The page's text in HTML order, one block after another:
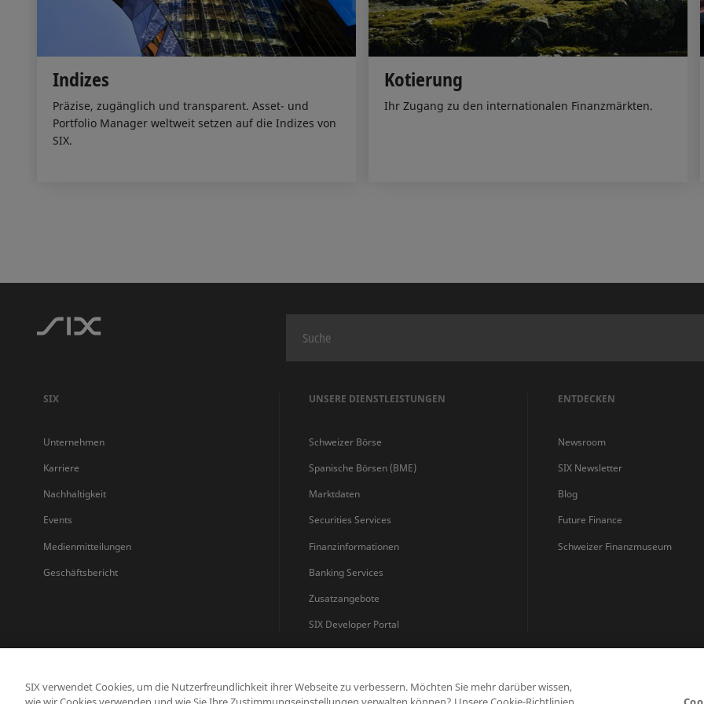
Indizes
Präzise, zugänglich und transparent. Asset- und
Portfolio Manager weltweit setzen auf die Indizes von
SIX.
Kotierung
Ihr Zugang zu den internationalen Finanzmärkten.
SIX
Unternehmen
Karriere
Nachhaltigkeit
Events
Medienmitteilungen
Geschäftsbericht
UNSERE DIENSTLEISTUNGEN
Schweizer Börse
Spanische Börsen (BME)
Marktdaten
Securities Services
Finanzinformationen
Banking Services
Zusatzangebote
SIX Developer Portal
ENTDECKEN
Newsroom
SIX Newsletter
Blog
Future Finance
Schweizer Finanzmuseum
Datenschutzerklärung Nutzungsbedingungen
SIX verwendet Cookies, um die Nutzerfreundlichkeit ihrer Webseite zu verbessern. Möchten Sie mehr darüber wissen,